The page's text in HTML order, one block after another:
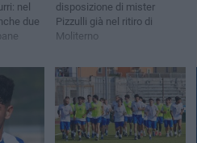
nel
due
disposizione di mister
Pizzulli già nel ritiro di
Moliterno